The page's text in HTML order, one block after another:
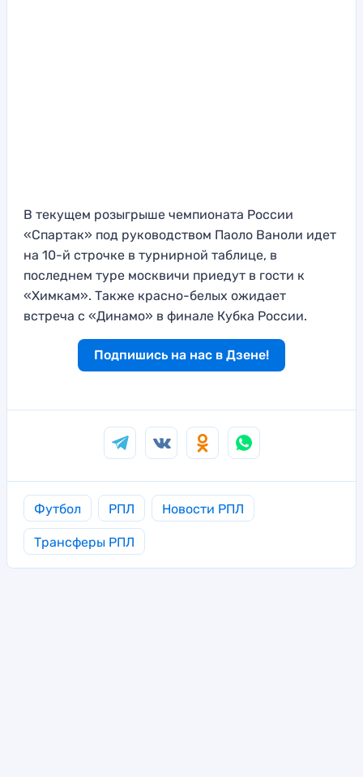
В текущем розыгрыше чемпионата России
«Спартак» под руководством Паоло Ваноли идет
на 10-й строчке в турнирной таблице, в
последнем туре москвичи приедут в гости к
«Химкам». Также красно-белых ожидает
встреча с «Динамо» в финале Кубка России.
Подпишись на нас в Дзене!
Футбол РПЛ Новости РПЛ
Трансферы РПЛ